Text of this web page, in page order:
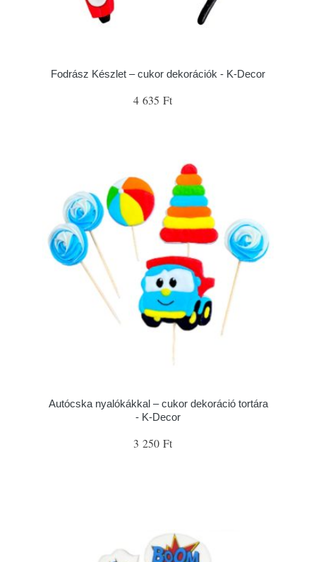
Fodrász Készlet – cukor dekorációk - K-Decor
4 635 Ft
Autócska nyalókákkal – cukor dekoráció tortára
- K-Decor
3 250 Ft